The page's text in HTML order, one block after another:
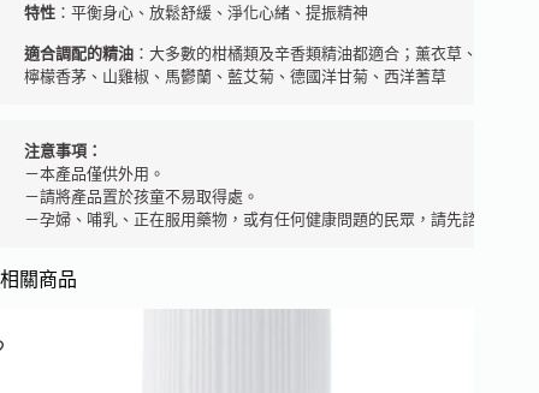
特性 ：平衡身心、放鬆舒緩、淨化心緒、提振精神
適合調配的精油 ：大多數的柑橘類及辛香類精油都適合；薰衣草、依蘭依
檸檬香茅、山雞椒、馬鬱蘭、藍艾菊、德國洋甘菊、西洋蓍草
注意事項：
－本產品僅供外用。
－請將產品置於孩童不易取得處。
－孕婦、哺乳、正在服用藥物，或有任何健康問題的民眾，請先諮詢芳療
相關商品